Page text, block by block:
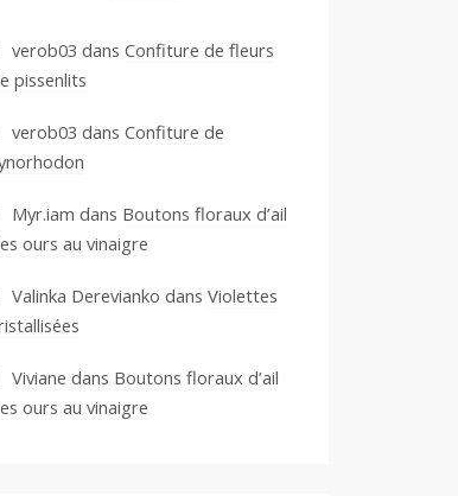
verob03 dans Confiture de fleurs
pissenlits
verob03 dans Confiture de
Myr.iam dans Boutons floraux d’ail
ours au vinaigre
Valinka Derevianko dans Violettes
Viviane dans Boutons floraux d’ail
ours au vinaigre